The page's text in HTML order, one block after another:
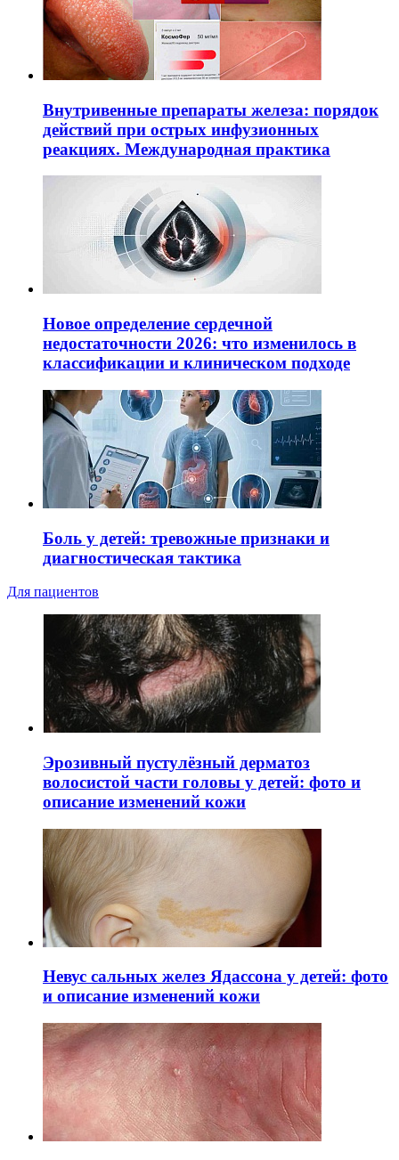
Внутривенные препараты железа: порядок
действий при острых инфузионных
реакциях. Международная практика
Новое определение сердечной
недостаточности 2026: что изменилось в
классификации и клиническом подходе
Боль у детей: тревожные признаки и
диагностическая тактика
Для пациентов
Эрозивный пустулёзный дерматоз
волосистой части головы у детей: фото и
описание изменений кожи
Невус сальных желез Ядассона у детей: фото
и описание изменений кожи